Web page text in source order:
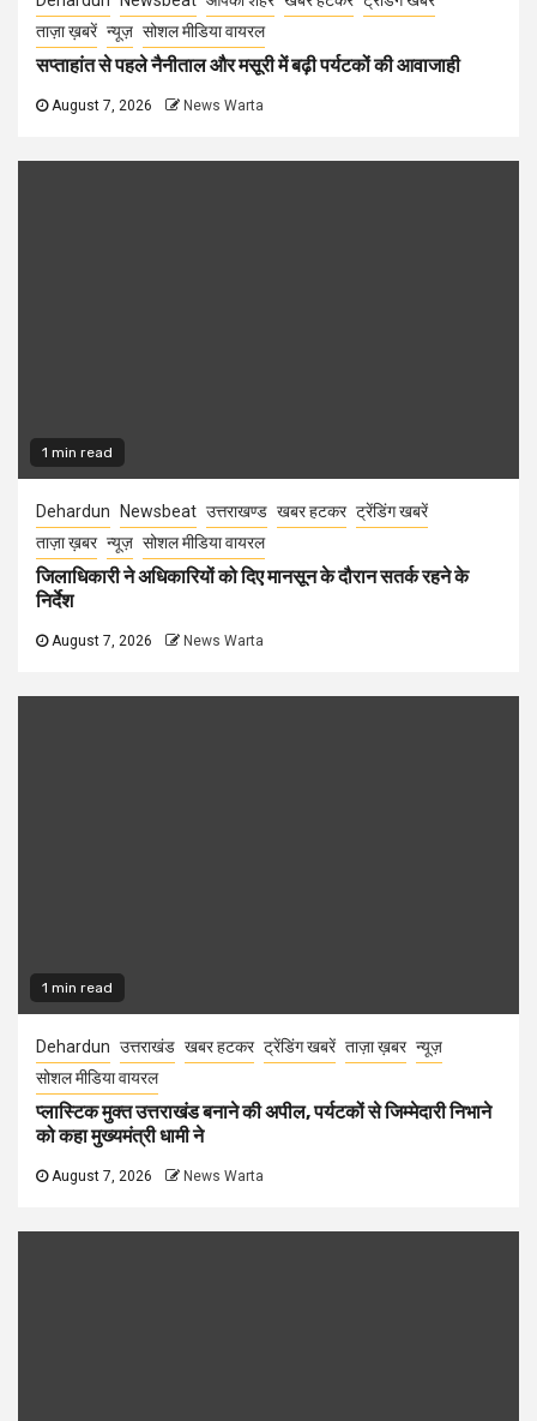
ताज़ा ख़बरें न्यूज़ सोशल मीडिया वायरल
सप्ताहांत से पहले नैनीताल और मसूरी में बढ़ी पर्यटकों की आवाजाही
August 7, 2026 News Warta
1 min read
Dehardun Newsbeat उत्तराखण्ड खबर हटकर ट्रेंडिंग खबरें
ताज़ा ख़बर न्यूज़ सोशल मीडिया वायरल
जिलाधिकारी ने अधिकारियों को दिए मानसून के दौरान सतर्क रहने के
निर्देश
August 7, 2026 News Warta
1 min read
Dehardun उत्तराखंड खबर हटकर ट्रेंडिंग खबरें ताज़ा ख़बर न्यूज़
सोशल मीडिया वायरल
प्लास्टिक मुक्त उत्तराखंड बनाने की अपील, पर्यटकों से जिम्मेदारी निभाने
को कहा मुख्यमंत्री धामी ने
August 7, 2026 News Warta